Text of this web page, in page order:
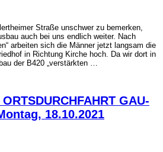
Straße unschwer zu bemerken,
auch bei uns endlich weiter. Nach
arbeiten sich die Männer jetzt langsam die
in Richtung Kirche hoch. Da wir dort in
der B420 „verstärkten …
GAU-
18.10.2021